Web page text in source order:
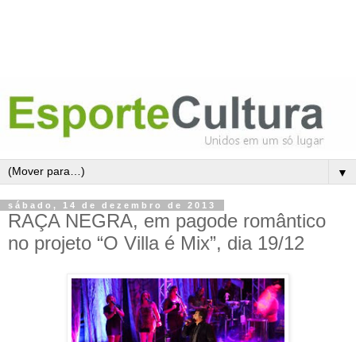
▼
sábado, 14 de dezembro de 2013
RAÇA NEGRA, em pagode romântico
no projeto “O Villa é Mix”, dia 19/12